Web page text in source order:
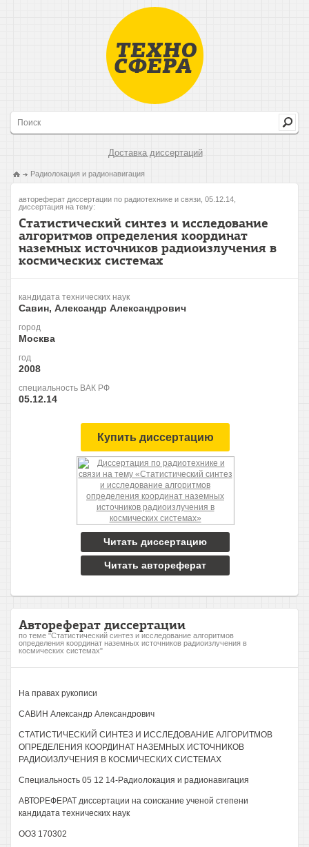
Доставка диссертаций
Радиолокация и радионавигация
автореферат диссертации по радиотехнике и связи, 05.12.14,
диссертация на тему:
Статистический синтез и исследование
алгоритмов определения координат
наземных источников радиоизлучения в
космических системах
кандидата технических наук
Савин, Александр Александрович
город
Москва
год
2008
специальность ВАК РФ
05.12.14
Купить диссертацию
Читать диссертацию
Читать автореферат
Автореферат диссертации
по теме "Статистический синтез и исследование алгоритмов
определения координат наземных источников радиоизлучения в
космических системах"
На правах рукописи
САВИН Александр Александрович
СТАТИСТИЧЕСКИЙ СИНТЕЗ И ИССЛЕДОВАНИЕ АЛГОРИТМОВ
ОПРЕДЕЛЕНИЯ КООРДИНАТ НАЗЕМНЫХ ИСТОЧНИКОВ
РАДИОИЗЛУЧЕНИЯ В КОСМИЧЕСКИХ СИСТЕМАХ
Специальность 05 12 14-Радиолокация и радионавигация
АВТОРЕФЕРАТ диссертации на соискание ученой степени
кандидата технических наук
ООЗ 170302